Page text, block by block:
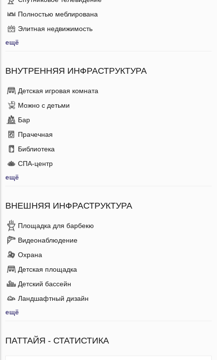
Полностью меблирована
Элитная недвижимость
ещё
ВНУТРЕННЯЯ ИНФРАСТРУКТУРА
Детская игровая комната
Можно с детьми
Бар
Прачечная
Библиотека
СПА-центр
ещё
ВНЕШНЯЯ ИНФРАСТРУКТУРА
Площадка для барбекю
Видеонаблюдение
Охрана
Детская площадка
Детский бассейн
Ландшафтный дизайн
ещё
ПАТТАЙЯ - СТАТИСТИКА